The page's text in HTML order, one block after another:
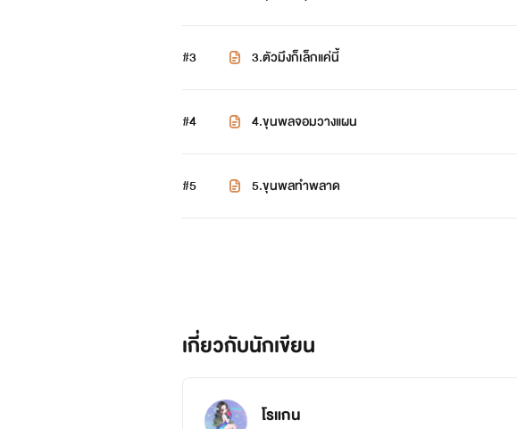
#3 3.ตัวมึงก็เล็กแค่นี้
#4 4.ขุนพลจอมวางแผน
#5 5.ขุนพลทำพลาด
เกี่ยวกับนักเขียน
โรแกน